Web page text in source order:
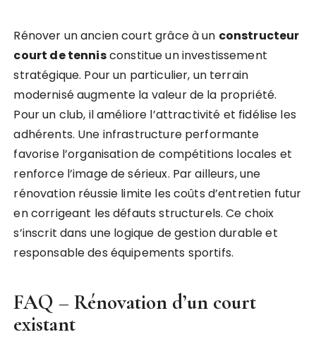
Rénover un ancien court grâce à un constructeur
court de tennisconstitue un investissement
stratégique. Pour un particulier, un terrain
modernisé augmente la valeur de la propriété.
Pour un club, il améliore l’attractivité et fidélise les
adhérents. Une infrastructure performante
favorise l’organisation de compétitions locales et
renforce l’image de sérieux. Par ailleurs, une
rénovation réussie limite les coûts d’entretien futur
en corrigeant les défauts structurels. Ce choix
s’inscrit dans une logique de gestion durable et
responsable des équipements sportifs.
FAQ – Rénovation d’un court
existant